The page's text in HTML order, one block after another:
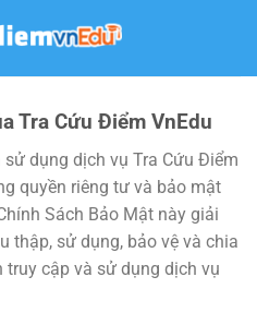
Tra Cứu Điểm VnEdu
dụng dịch vụ Tra Cứu Điểm
quyền riêng tư và bảo mật
Sách Bảo Mật này giải
thập, sử dụng, bảo vệ và chia
cập và sử dụng dịch vụ